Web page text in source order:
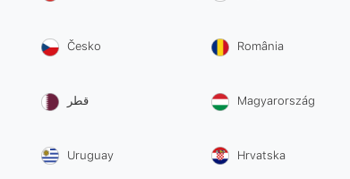
Česko România
قطر Magyarország
Uruguay Hrvatska